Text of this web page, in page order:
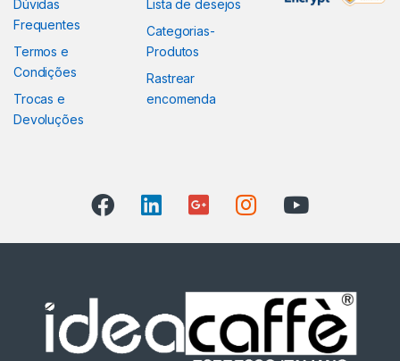
Dúvidas
Frequentes
Termos e
Condições
Trocas e
Devoluções
Lista de desejos
Categorias-
Produtos
Rastrear
encomenda